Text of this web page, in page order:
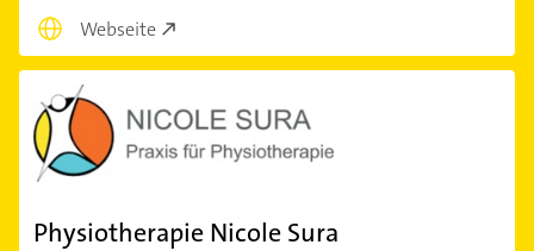
Webseite
Physiotherapie Nicole Sura